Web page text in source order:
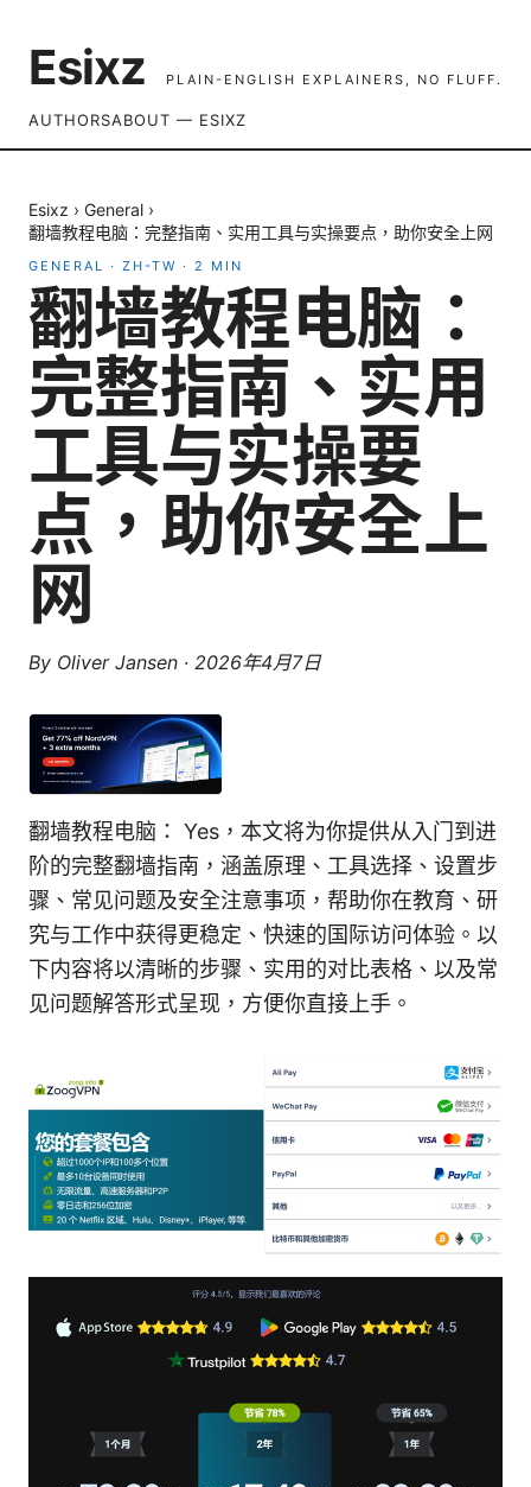
Esixz PLAIN-ENGLISH EXPLAINERS, NO FLUFF.
AUTHORSABOUT — ESIXZ
Esixz › General ›
翻墙教程电脑：完整指南、实用工具与实操要点，助你安全上网
GENERAL · ZH-TW · 2 MIN
翻墙教程电脑：
完整指南、实用
工具与实操要
点，助你安全上
网
By Oliver Jansen · 2026年4月7日
翻墙教程电脑： Yes，本文将为你提供从入门到进
阶的完整翻墙指南，涵盖原理、工具选择、设置步
骤、常见问题及安全注意事项，帮助你在教育、研
究与工作中获得更稳定、快速的国际访问体验。以
下内容将以清晰的步骤、实用的对比表格、以及常
见问题解答形式呈现，方便你直接上手。